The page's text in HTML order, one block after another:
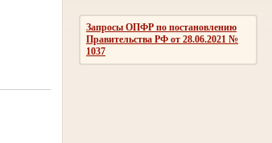
Запросы ОПФР по постановлению
Правительства РФ от 28.06.2021 №
1037